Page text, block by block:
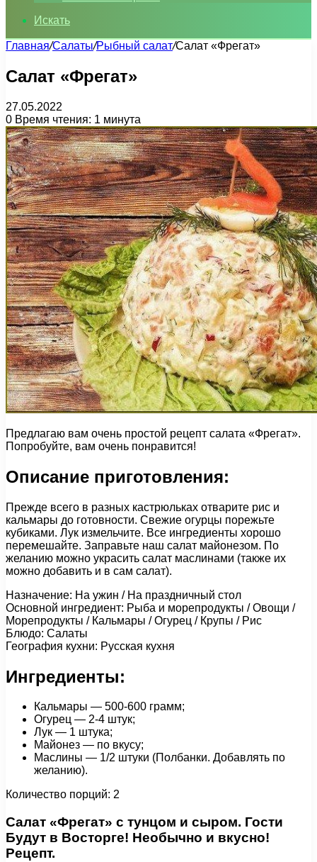
Искать
Главная/Салаты/Рыбный салат/Салат «Фрегат»
Салат «Фрегат»
27.05.2022
0 Время чтения: 1 минута
Предлагаю вам очень простой рецепт салата «Фрегат».
Попробуйте, вам очень понравится!
Описание приготовления:
Прежде всего в разных кастрюльках отварите рис и
кальмары до готовности. Свежие огурцы порежьте
кубиками. Лук измельчите. Все ингредиенты хорошо
перемешайте. Заправьте наш салат майонезом. По
желанию можно украсить салат маслинами (также их
можно добавить и в сам салат).
Назначение: На ужин / На праздничный стол
Основной ингредиент: Рыба и морепродукты / Овощи /
Морепродукты / Кальмары / Огурец / Крупы / Рис
Блюдо: Салаты
География кухни: Русская кухня
Ингредиенты:
Кальмары — 500-600 грамм;
Огурец — 2-4 штук;
Лук — 1 штука;
Майонез — по вкусу;
Маслины — 1/2 штуки (Полбанки. Добавлять по
желанию).
Количество порций: 2
Салат «Фрегат» с тунцом и сыром. Гости
Будут в Восторге! Необычно и вкусно!
Рецепт.